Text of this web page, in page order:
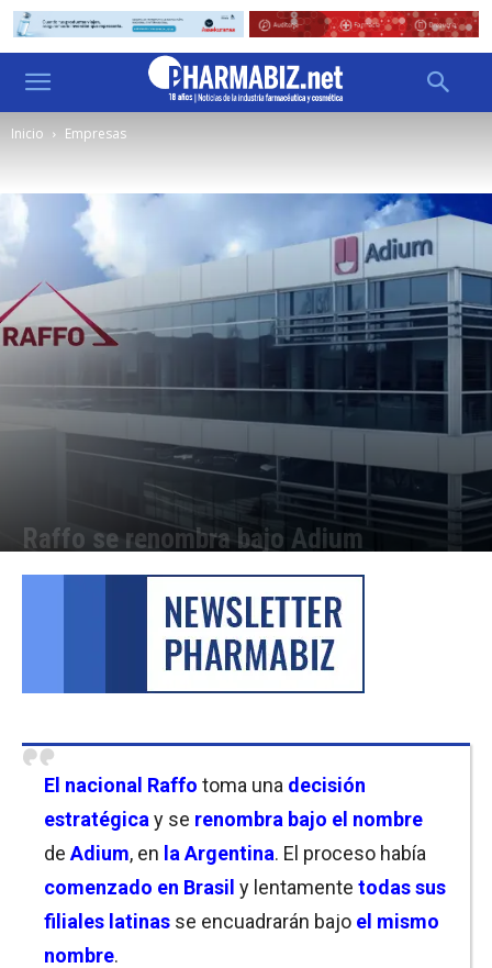
Inicio Empresas
Raffo se renombra bajo Adium
Por Cristina Kroll - 06/05/2025 16:15
El nacional Raffo toma una decisión
estratégica y se renombra bajo el nombre
de Adium, en la Argentina. El proceso había
comenzado en Brasil y lentamente todas sus
filiales latinas se encuadrarán bajo el mismo
nombre.